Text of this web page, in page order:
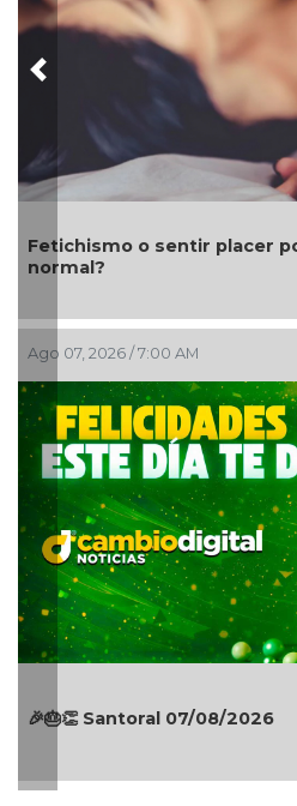
Fetichismo o sentir placer
normal?
Ago 07, 2026 / 7:00 AM
🎉🎂👏 Santoral 07/08/2026
Previous